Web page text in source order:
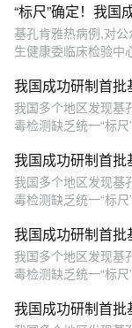
“标尺”确定！我
基孔肯雅热病例,对
生健康委临床检验中
我国成功研制首
我国多个地区发现基
毒检测缺乏统一“标
我国成功研制首
我国多个地区发现基
毒检测缺乏统一“标
我国成功研制首
我国多个地区发现基
毒检测缺乏统一“标
我国成功研制首